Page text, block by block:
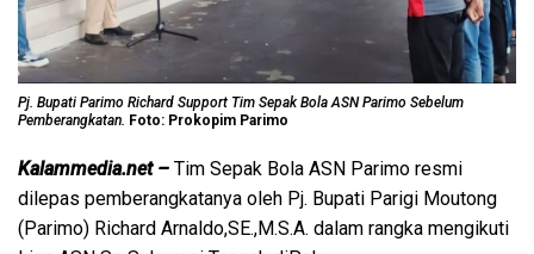
Pj. Bupati Parimo Richard Support Tim Sepak Bola ASN Parimo Sebelum
Pemberangkatan. Foto: Prokopim Parimo
Kalammedia.net – Tim Sepak Bola ASN Parimo resmi
dilepas pemberangkatanya oleh Pj. Bupati Parigi Moutong
(Parimo) Richard Arnaldo,SE.,M.S.A. dalam rangka mengikuti